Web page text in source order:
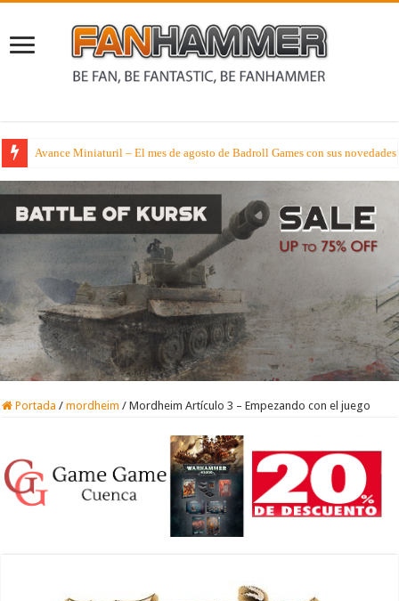
Avance Miniaturil – El mes de agosto de Badroll Games con sus
Portada / mordheim / Mordheim Artículo 3 – Empezando con el juego